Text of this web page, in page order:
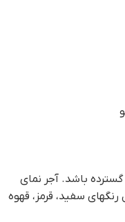
گسترده باشد. آجر نمای
سفید، قرمز، قهوه